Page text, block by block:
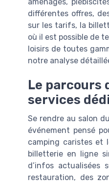
différentes offres,
sur les tarifs, la
où il est possible de
loisirs de toutes
notre analyse
Le parcours
services
Se rendre au salon
événement pensé
camping caristes et
billetterie en ligne
d’infos
restauration, des